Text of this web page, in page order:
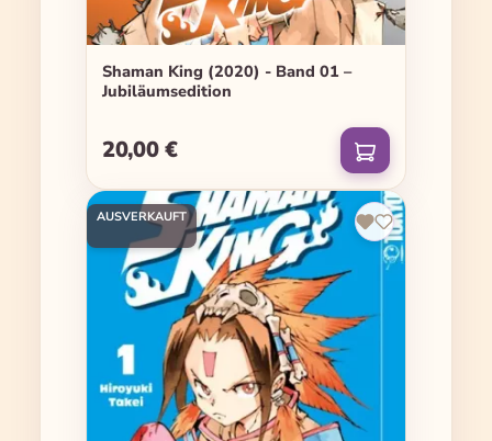
Shaman King (2020) - Band 01 –
Jubiläumsedition
Regulärer Preis:
20,00 €
AUSVERKAUFT